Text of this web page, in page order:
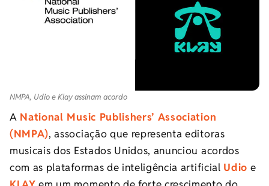
NMPA, Udio e Klay assinam acordo
A National Music Publishers’ Association
(NMPA), associação que representa editoras
musicais dos Estados Unidos, anunciou acordos
com as plataformas de inteligência artificial Udio e